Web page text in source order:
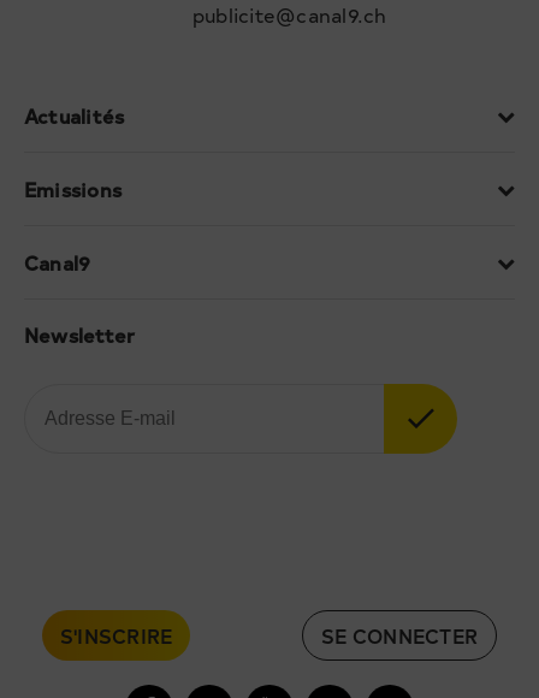
publicite@canal9.ch
Actualités
Emissions
Canal9
Newsletter
S'INSCRIRE SE CONNECTER